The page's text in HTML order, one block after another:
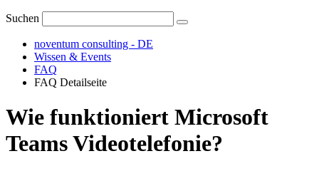
Suchen
noventum consulting - DE
Wissen & Events
FAQ
FAQ Detailseite
Wie funktioniert Microsoft
Teams Videotelefonie?